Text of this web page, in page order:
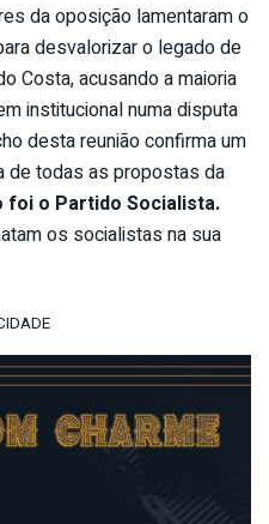
da oposição lamentaram o
desvalorizar o legado de
Costa, acusando a maioria
institucional numa disputa
desta reunião confirma um
de todas as propostas da
foi o Partido Socialista.
os socialistas na sua